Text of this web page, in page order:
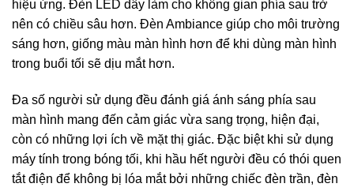
hiệu ứng. Đèn LED dây làm cho không gian phía sau trở
nên có chiều sâu hơn. Đèn Ambiance giúp cho môi trường
sáng hơn, giống màu màn hình hơn để khi dùng màn hình
trong buổi tối sẽ dịu mắt hơn.
Đa số người sử dụng đều đánh giá ánh sáng phía sau
màn hình mang đến cảm giác vừa sang trọng, hiện đại,
còn có những lợi ích về mặt thị giác. Đặc biệt khi sử dụng
máy tính trong bóng tối, khi hầu hết người đều có thói quen
tắt điện để không bị lóa mắt bởi những chiếc đèn trần, đèn